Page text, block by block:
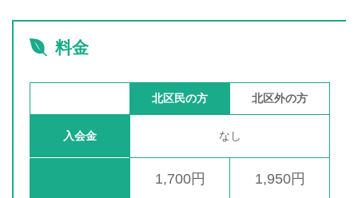
料金
北区民の方 北区外の方
入会金 なし
1,700円 1,950円